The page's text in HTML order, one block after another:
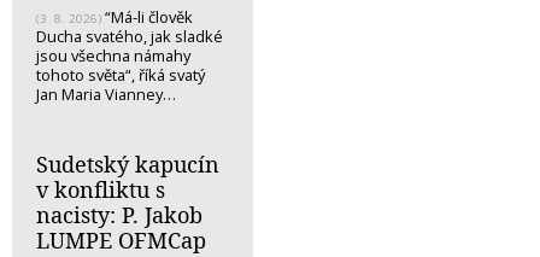
(3. 8. 2026) “Má-li člověk
Ducha svatého, jak sladké
jsou všechna námahy
tohoto světa“, říká svatý
Jan Maria Vianney…
Sudetský kapucín
v konfliktu s
nacisty: P. Jakob
LUMPE OFMCap